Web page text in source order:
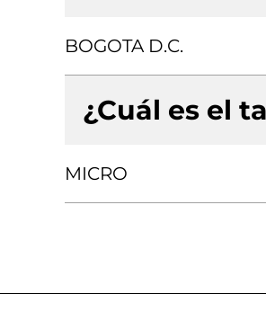
BOGOTA D.C.
¿Cuál es el
MICRO